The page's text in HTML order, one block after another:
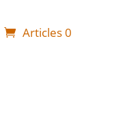
Articles 0